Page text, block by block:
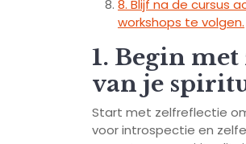
8. Blijf na de cursus
workshops te volgen.
1. Begin
van je
Start met zelfreflectie
voor introspectie en